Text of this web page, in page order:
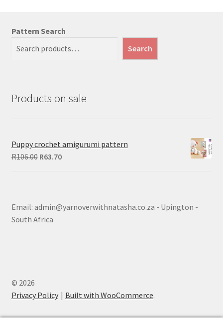
Pattern Search
Search
Products on sale
Puppy crochet amigurumi pattern
R106.00 Original
R63.70Current
Email: admin@yarnoverwithnatasha.co.za - Upington -
South Africa
© 2026
Privacy Policy
Built with WooCommerce.